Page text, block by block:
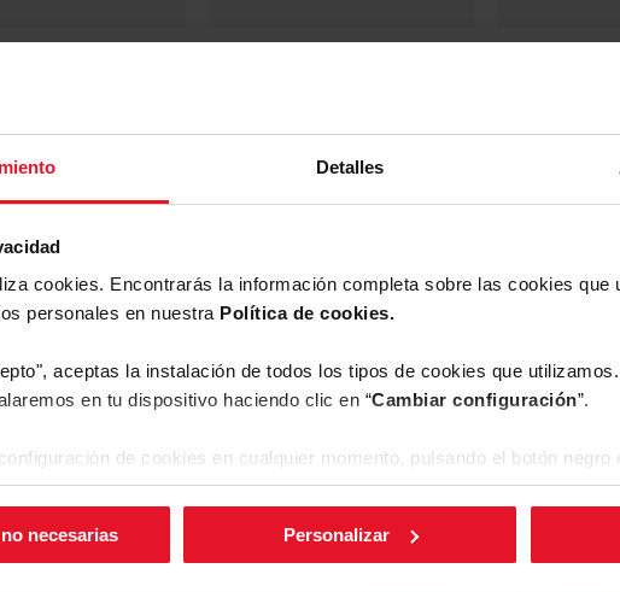
Detalles
cookies. Encontrarás la información completa sobre las cookies que
personales en nuestra Política de cookies.
aceptas la instalación de todos los tipos de cookies que
en tu dispositivo haciendo clic en “Cambiar configuración”.
de cookies en cualquier momento, pulsando el botón negro
necesarias Personalizar
Para garantizar la
energética. Las
campana Fagor y disfruta
Más prestaciones
Apagado Retardado